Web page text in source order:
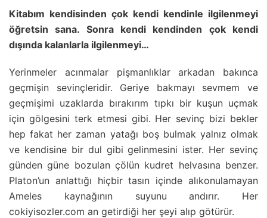
Kitabım kendisinden çok kendi kendinle ilgilenmeyi
öğretsin sana. Sonra kendi kendinden çok kendi
dışında kalanlarla ilgilenmeyi…
Yerinmeler acınmalar pişmanlıklar arkadan bakınca
geçmişin sevinçleridir. Geriye bakmayı sevmem ve
geçmişimi uzaklarda bırakırım tıpkı bir kuşun uçmak
için gölgesini terk etmesi gibi. Her sevinç bizi bekler
hep fakat her zaman yatağı boş bulmak yalnız olmak
ve kendisine bir dul gibi gelinmesini ister. Her sevinç
günden güne bozulan çölün kudret helvasına benzer.
Platon’un anlattığı hiçbir tasın içinde alıkonulamayan
Ameles kaynağının suyunu andırır. Her
cokiyisozler.com an getirdiği her şeyi alıp götürür.